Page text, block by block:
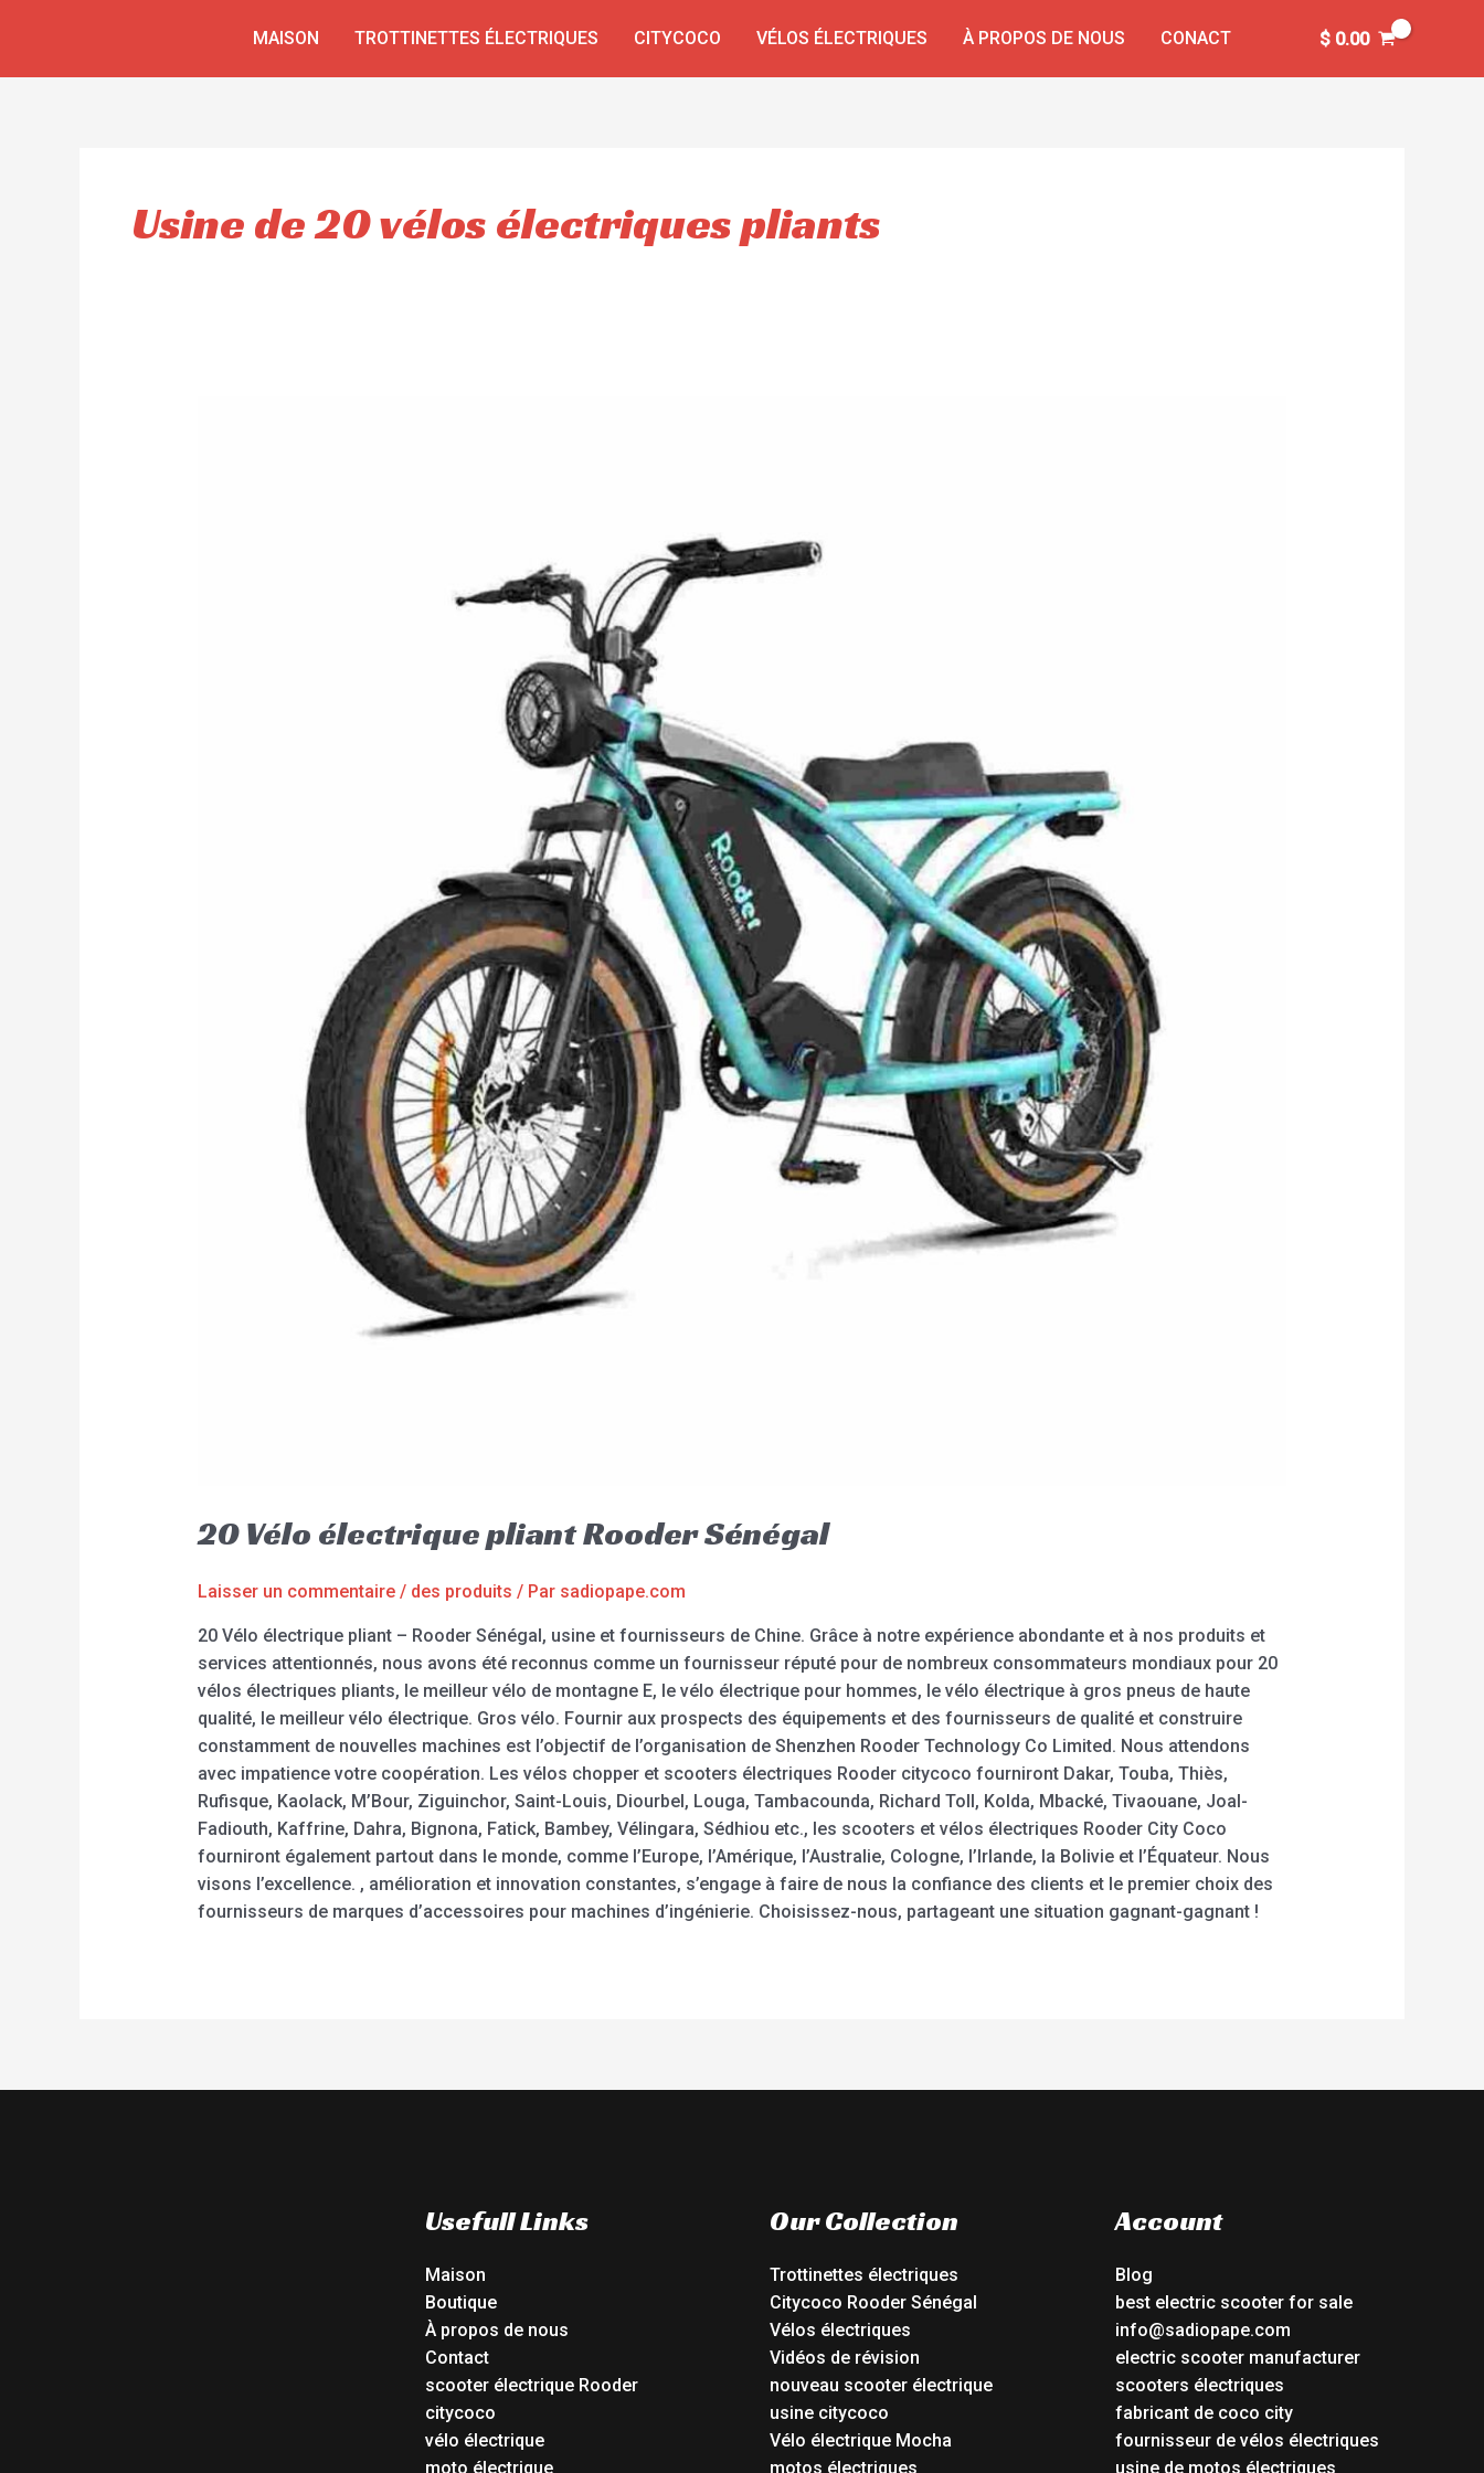
MAISON TROTTINETTES ÉLECTRIQUES CITYCOCO VÉLOS ÉLECTRIQUES À PROPOS DE NOUS CONACT $0.00
Usine de 20 vélos électriques pliants
20 Vélo électrique pliant Rooder Sénégal
Laisser un commentaire / des produits / Par sadiopape.com
20 Vélo électrique pliant – Rooder Sénégal, usine et fournisseurs de Chine. Grâce à notre expérience abondante et à nos produits et
services attentionnés, nous avons été reconnus comme un fournisseur réputé pour de nombreux consommateurs mondiaux pour 20
vélos électriques pliants, le meilleur vélo de montagne E, le vélo électrique pour hommes, le vélo électrique à gros pneus de haute
qualité, le meilleur vélo électrique. Gros vélo. Fournir aux prospects des équipements et des fournisseurs de qualité et construire
constamment de nouvelles machines est l’objectif de l’organisation de Shenzhen Rooder Technology Co Limited. Nous attendons
avec impatience votre coopération. Les vélos chopper et scooters électriques Rooder citycoco fourniront Dakar, Touba, Thiès,
Rufisque, Kaolack, M’Bour, Ziguinchor, Saint-Louis, Diourbel, Louga, Tambacounda, Richard Toll, Kolda, Mbacké, Tivaouane, Joal-
Fadiouth, Kaffrine, Dahra, Bignona, Fatick, Bambey, Vélingara, Sédhiou etc., les scooters et vélos électriques Rooder City Coco
fourniront également partout dans le monde, comme l’Europe, l’Amérique, l’Australie, Cologne, l’Irlande, la Bolivie et l’Équateur. Nous
visons l’excellence. , amélioration et innovation constantes, s’engage à faire de nous la confiance des clients et le premier choix des
fournisseurs de marques d’accessoires pour machines d’ingénierie. Choisissez-nous, partageant une situation gagnant-gagnant !
Usefull Links
Maison
Boutique
À propos de nous
Contact
scooter électrique Rooder
citycoco
vélo électrique
moto électrique
Our Collection
Trottinettes électriques
Citycoco Rooder Sénégal
Vélos électriques
Vidéos de révision
nouveau scooter électrique
usine citycoco
Vélo électrique Mocha
motos électriques
Account
Blog
best electric scooter for sale
info@sadiopape.com
electric scooter manufacturer
scooters électriques
fabricant de coco city
fournisseur de vélos électriques
usine de motos électriques